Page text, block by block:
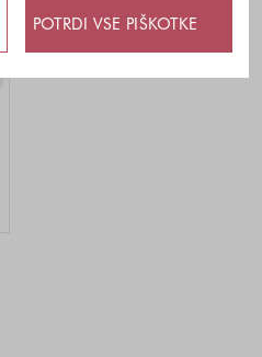
POTRDI VSE PIŠKOTKE